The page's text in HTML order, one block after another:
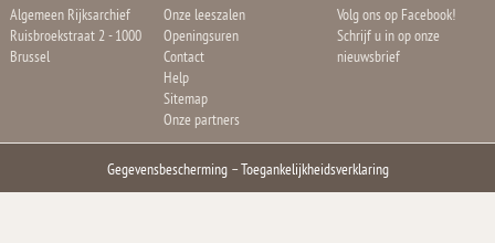
Algemeen Rijksarchief
Ruisbroekstraat 2 - 1000
Brussel
Onze leeszalen
Openingsuren
Contact
Help
Sitemap
Onze partners
Volg ons op Facebook!
Schrijf u in op onze
nieuwsbrief
Gegevensbescherming–Toegankelijkheidsverklaring